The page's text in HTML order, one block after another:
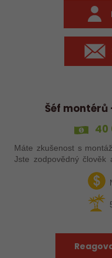
Šéf
40
Máte zkušenost s
Jste zodpovědný člověk